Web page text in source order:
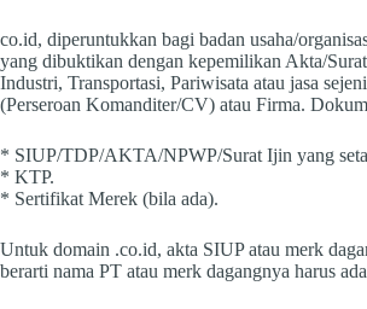
co.id, diperuntukkan bagi badan usaha/
yang dibuktikan dengan kepemilikan Akta/
Industri, Transportasi, Pariwisata atau jasa
(Perseroan Komanditer/CV) atau Firma.
* SIUP/TDP/AKTA/NPWP/Surat Ijin yang
* KTP.
* Sertifikat Merek (bila ada).
Untuk domain .co.id, akta SIUP atau merk
berarti nama PT atau merk dagangnya harus